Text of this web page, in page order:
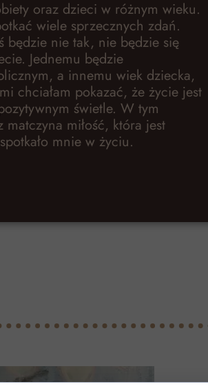
oraz dzieci w różnym wieku.
wiele sprzecznych zdań.
będzie nie tak, nie będzie się
Jednemu będzie
a innemu wiek dziecka,
chciałam pokazać, że życie jest
świetle. W tym
miłość, która jest
mnie w życiu.